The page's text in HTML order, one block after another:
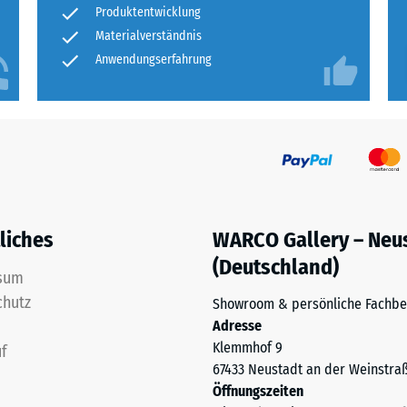
und naturnaher Gestaltung machen die
Wahl.
ausgewählt.
Produktentwicklung
Materialverständnis
Anwendungserfahrung
WARCO Gallery –
(Deutschland)
Showroom & persönliche
Adresse
Klemmhof 9
67433 Neustadt an der
Öffnungszeiten